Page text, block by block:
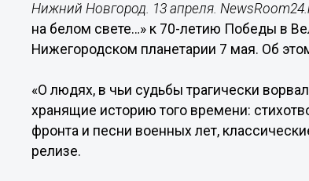
Нижний Новгород. 13 апреля.
на белом свете…» к 70-летию Победы в
Нижегородском планетарии 7 мая. Об
«О людях, в чьи судьбы трагически
хранящие историю того времени:
фронта и песни военных лет,
релизе.